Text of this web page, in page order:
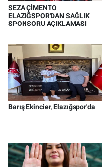
SEZA ÇİMENTO
ELAZIĞSPOR'DAN SAĞLIK
SPONSORU AÇIKLAMASI
Barış Ekincier, Elazığspor'da